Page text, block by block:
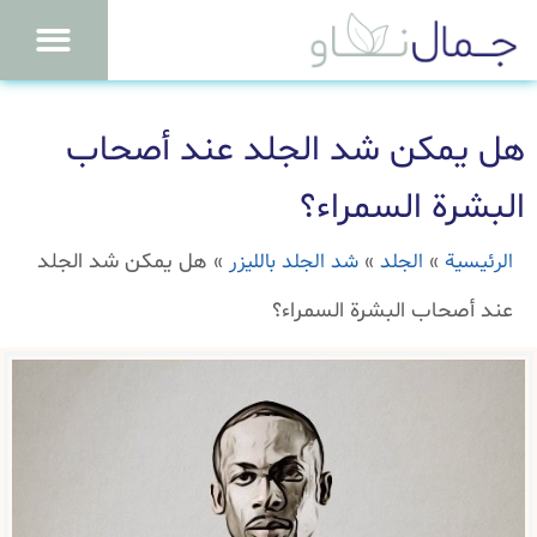
هل يمكن شد الجلد عند أصحاب
البشرة السمراء؟
الرئيسية » الجلد » شد الجلد بالليزر » هل يمكن شد الجلد
عند أصحاب البشرة السمراء؟